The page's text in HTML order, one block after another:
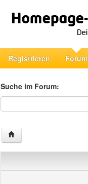
Registrieren Forum
Suche im Forum:
Suche im Forum